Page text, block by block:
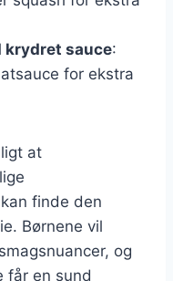
sauce:
for ekstra
at
finde den
Børnene vil
og
får en sund